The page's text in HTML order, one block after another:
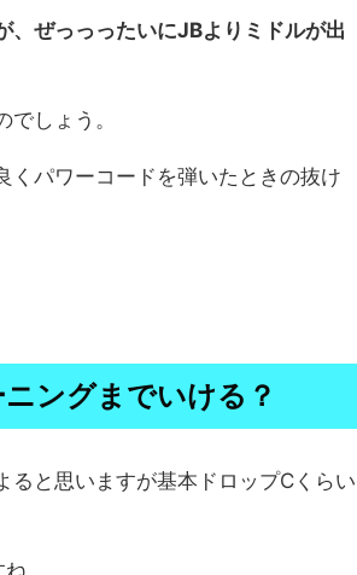
ぜっっったいにJBよりミドルが出
しょう。
くパワーコードを弾いたときの抜け
ングまでいける？
ると思いますが基本ドロップCくらい
。